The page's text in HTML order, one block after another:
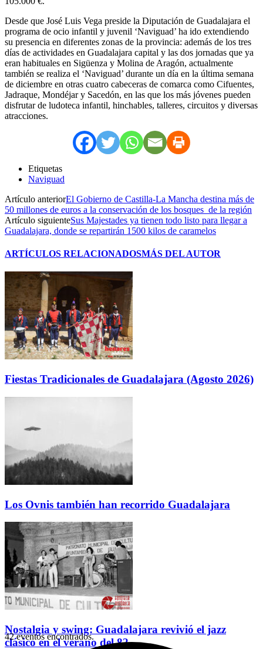
Desde que José Luis Vega preside la Diputación de Guadalajara el
programa de ocio infantil y juvenil ‘Naviguad’ ha ido extendiendo
su presencia en diferentes zonas de la provincia: además de los tres
días de actividades en Guadalajara capital y las dos jornadas que ya
eran habituales en Sigüenza y Molina de Aragón, actualmente
también se realiza el ‘Naviguad’ durante un día en la última semana
de diciembre en otras cuatro cabeceras de comarca como Cifuentes,
Jadraque, Mondéjar y Sacedón, en las que los más jóvenes pueden
disfrutar de ludoteca infantil, hinchables, talleres, circuitos y diversas
atracciones.
Etiquetas
Naviguad
Artículo anteriorEl Gobierno de Castilla-La Mancha destina más de
50 millones de euros a la conservación de los bosques de la región
Artículo siguienteSus Majestades ya tienen todo listo para llegar a
Guadalajara, donde se repartirán 1500 kilos de caramelos
ARTÍCULOS RELACIONADOSMÁS DEL AUTOR
Fiestas Tradicionales de Guadalajara (Agosto 2026)
Los Ovnis también han recorrido Guadalajara
Nostalgia y swing: Guadalajara revivió el jazz
clásico en el verano del 82
42 eventos encontrados.